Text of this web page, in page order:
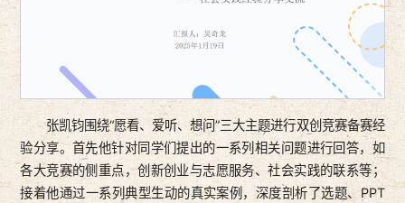
张凯钧围绕“愿看、爱听、想问”三大主题进行双创竞赛备赛经
验分享。首先他针对同学们提出的一系列相关问题进行回答，如
各大竞赛的侧重点，创新创业与志愿服务、社会实践的联系等；
接着他通过一系列典型生动的真实案例，深度剖析了选题、PPT